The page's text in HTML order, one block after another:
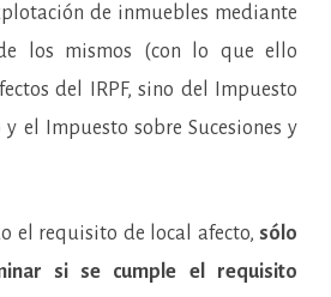
de inmuebles mediante
los mismos (con lo que ello
del IRPF, sino del Impuesto
el Impuesto sobre Sucesiones y
el requisito de local afecto, sólo
si se cumple el requisito